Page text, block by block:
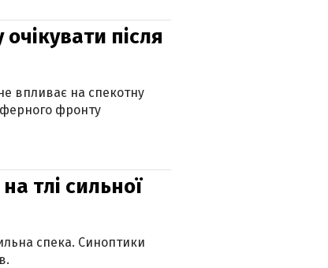
після
впливає на спекотну
фронту
тлі сильної
спека. Синоптики